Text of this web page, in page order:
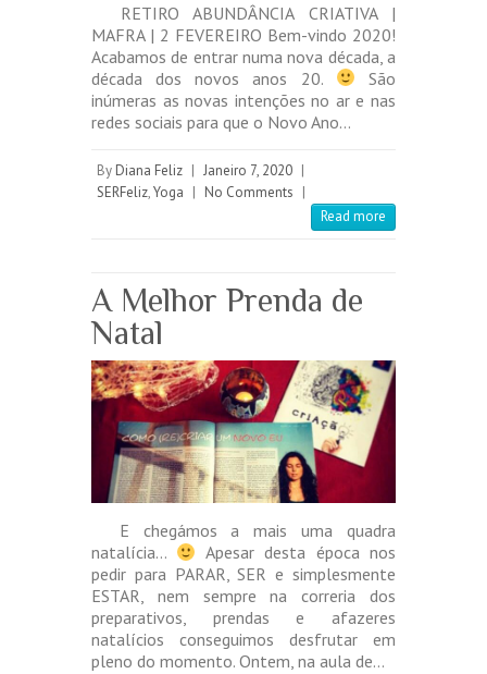
RETIRO ABUNDÂNCIA CRIATIVA |
MAFRA | 2 FEVEREIRO Bem-vindo 2020!
Acabamos de entrar numa nova década, a
década dos novos anos 20.
São
inúmeras as novas intenções no ar e nas
redes sociais para que o Novo Ano…
By Diana Feliz | Janeiro 7, 2020 |
SERFeliz,Yoga | No Comments |
Read more
A Melhor Prenda de
Natal
E chegámos a mais uma quadra
natalícia…
Apesar desta época nos
pedir para PARAR, SER e simplesmente
ESTAR, nem sempre na correria dos
preparativos, prendas e afazeres
natalícios conseguimos desfrutar em
pleno do momento. Ontem, na aula de…